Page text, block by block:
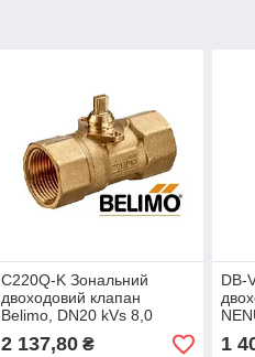
C220Q-K Зональний
двоходовий клапан
Belimo, DN20 kVs 8,0
2 137,80₴
DB-
1